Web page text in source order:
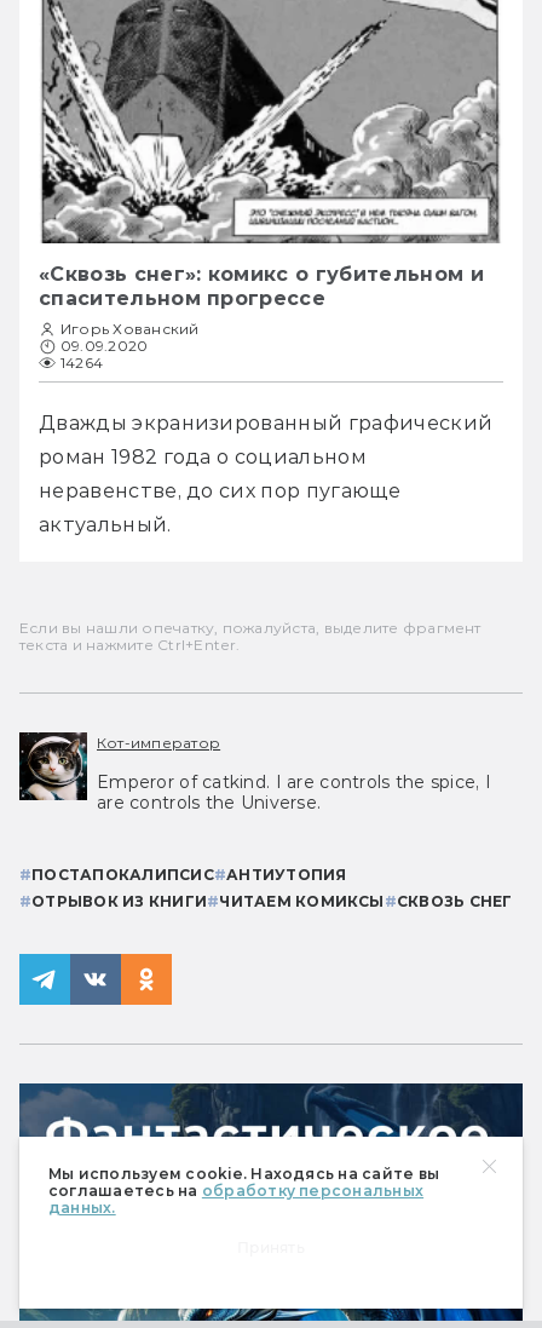
Мы используем cookie. Находясь на сайте вы
соглашаетесь на обработку персональных
данных.
«Сквозь снег»: комикс о губительном и
спасительном прогрессе
Игорь Хованский
09.09.2020
14264
Дважды экранизированный графический
роман 1982 года о социальном
неравенстве, до сих пор пугающе
актуальный.
Если вы нашли опечатку, пожалуйста, выделите фрагмент
текста и нажмите Ctrl+Enter.
Кот-император
Emperor of catkind. I are controls the spice, I
are controls the Universe.
#ПОСТАПОКАЛИПСИС#АНТИУТОПИЯ
#ОТРЫВОК ИЗ КНИГИ#ЧИТАЕМ КОМИКСЫ #СКВОЗЬ СНЕГ